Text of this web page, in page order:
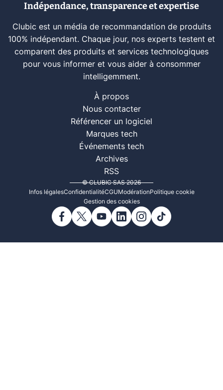
Indépendance, transparence et expertise
Clubic est un média de recommandation de produits
100% indépendant. Chaque jour, nos experts testent et
comparent des produits et services technologiques
pour vous informer et vous aider à consommer
intelligemment.
À propos
Nous contacter
Référencer un logiciel
Marques tech
Événements tech
Archives
RSS
© CLUBIC SAS 2026
Infos légalesConfidentialitéCGUModérationPolitique cookie
Gestion des cookies